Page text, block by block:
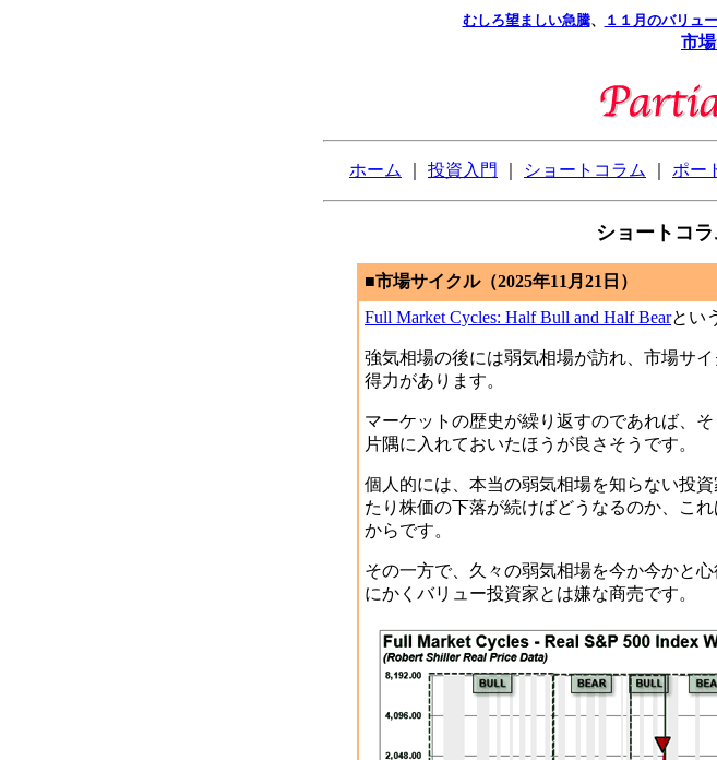
むしろ望ましい急騰、 １１月のバリュ
市
ホーム 投資入門 ショートコラム ポー
ショートコラ
■市場サイクル（2025年11月21日）
Full Market Cycles: Half Bull and Half Bearとい
強気相場の後には弱気相場が訪れ、市場サ
得力があります。
マーケットの歴史が繰り返すのであれば、
片隅に入れておいたほうが良さそうです。
個人的には、本当の弱気相場を知らない投
たり株価の下落が続けばどうなるのか、こ
からです。
その一方で、久々の弱気相場を今か今かと
にかくバリュー投資家とは嫌な商売です。